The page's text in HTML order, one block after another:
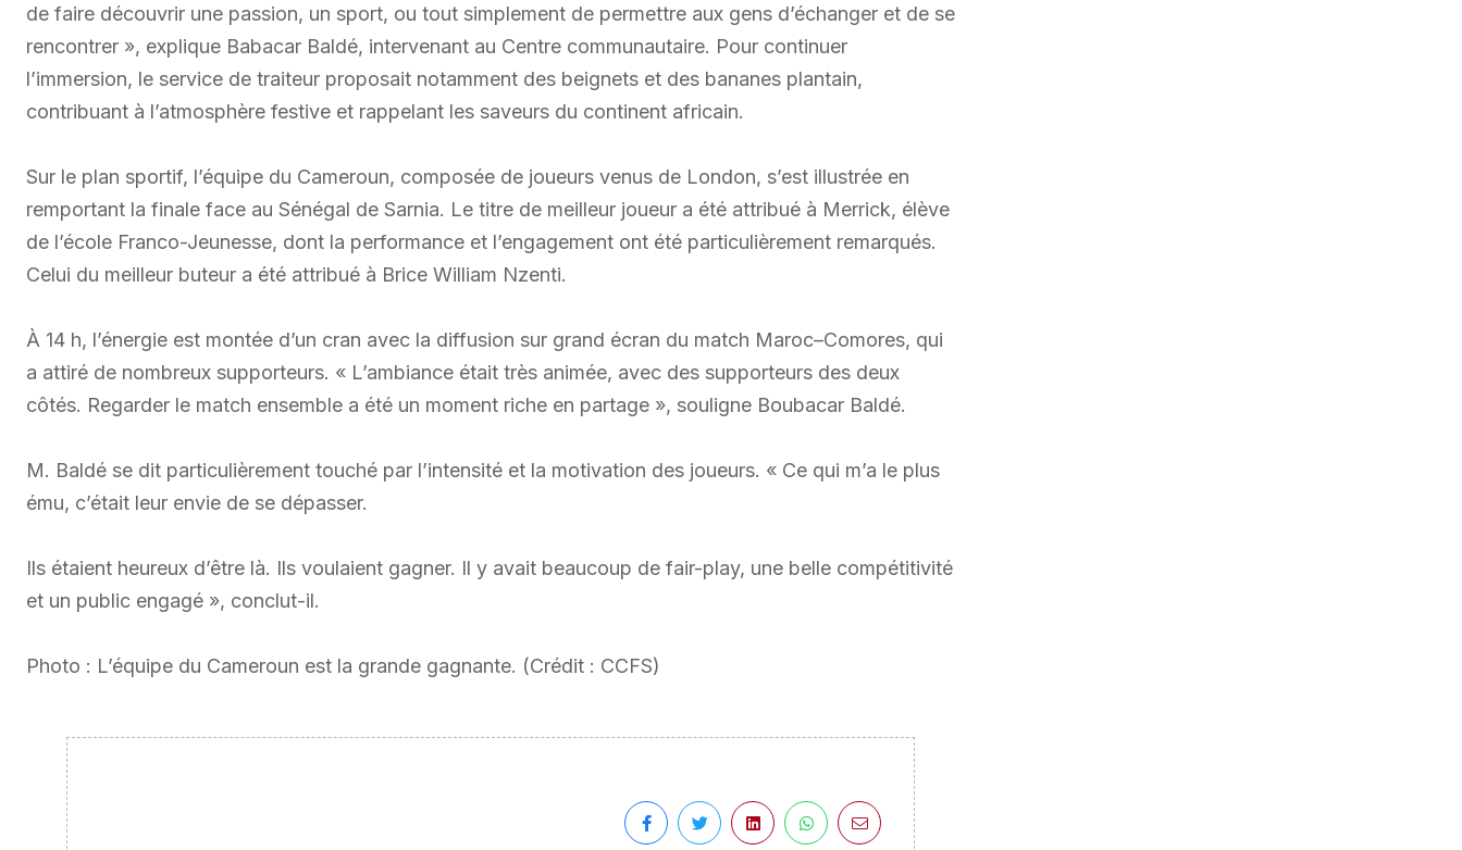
de faire découvrir une passion, un sport, ou tout simplement de permettre aux gens d’échanger et de se
rencontrer », explique Babacar Baldé, intervenant au Centre communautaire. Pour continuer
l’immersion, le service de traiteur proposait notamment des beignets et des bananes plantain,
contribuant à l’atmosphère festive et rappelant les saveurs du continent africain.
Sur le plan sportif, l’équipe du Cameroun, composée de joueurs venus de London, s’est illustrée en
remportant la finale face au Sénégal de Sarnia. Le titre de meilleur joueur a été attribué à Merrick, élève
de l’école Franco-Jeunesse, dont la performance et l’engagement ont été particulièrement remarqués.
Celui du meilleur buteur a été attribué à Brice William Nzenti.
À 14 h, l’énergie est montée d’un cran avec la diffusion sur grand écran du match Maroc–Comores, qui
a attiré de nombreux supporteurs. « L’ambiance était très animée, avec des supporteurs des deux
côtés. Regarder le match ensemble a été un moment riche en partage », souligne Boubacar Baldé.
M. Baldé se dit particulièrement touché par l’intensité et la motivation des joueurs. « Ce qui m’a le plus
ému, c’était leur envie de se dépasser.
Ils étaient heureux d’être là. Ils voulaient gagner. Il y avait beaucoup de fair-play, une belle compétitivité
et un public engagé », conclut-il.
Photo : L’équipe du Cameroun est la grande gagnante. (Crédit : CCFS)